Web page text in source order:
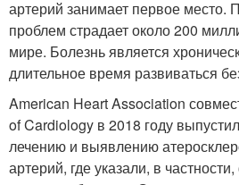
артерий занимает первое место.
проблем страдает около 200
мире. Болезнь является
длительное время развиваться
American Heart Association
of Cardiology в 2018 году
лечению и выявлению
артерий, где указали, в